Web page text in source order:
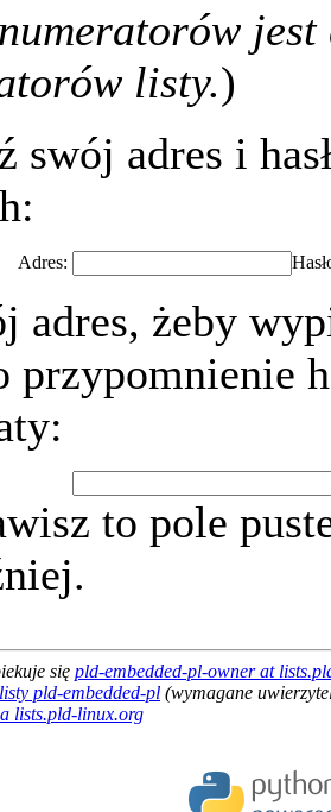
listy.)
swój adres i
Adres:
adres, żeby
przypomnienie
to pole
się pld-embedded-pl-owner at
pld-embedded-pl (wymagane
lists.pld-linux.org